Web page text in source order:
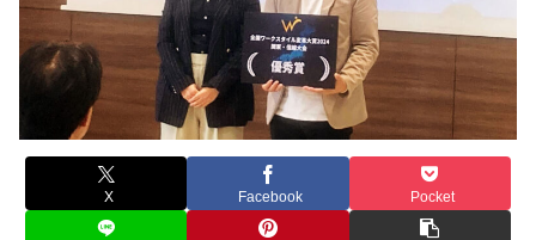
X Facebook Pocket